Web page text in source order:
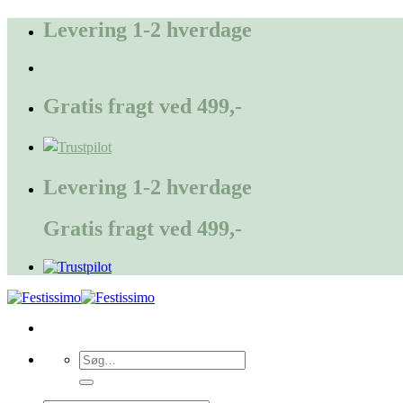
FortsætLevering 1-2 hverdage
Gratis fragt ved 499,-
Levering 1-2 hverdage
Gratis fragt ved 499,-
Søg
efter: